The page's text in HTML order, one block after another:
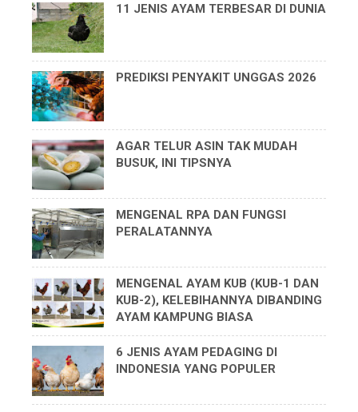
11 JENIS AYAM TERBESAR DI DUNIA
PREDIKSI PENYAKIT UNGGAS 2026
AGAR TELUR ASIN TAK MUDAH
BUSUK, INI TIPSNYA
MENGENAL RPA DAN FUNGSI
PERALATANNYA
MENGENAL AYAM KUB (KUB-1 DAN
KUB-2), KELEBIHANNYA DIBANDING
AYAM KAMPUNG BIASA
6 JENIS AYAM PEDAGING DI
INDONESIA YANG POPULER